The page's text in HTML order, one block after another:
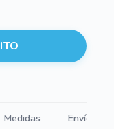
Medidas Envíos